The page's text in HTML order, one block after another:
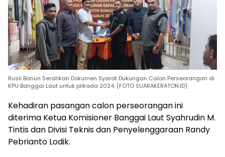
Rusli Banun Serahkan Dokumen Syarat Dukungan Calon Perseorangan di
KPU Banggai Laut untuk pilkada 2024. (FOTO SUARAKERATON.ID)
Kehadiran pasangan calon perseorangan ini
diterima Ketua Komisioner Banggai Laut Syahrudin M.
Tintis dan Divisi Teknis dan Penyelenggaraan Randy
Pebrianto Lodik.